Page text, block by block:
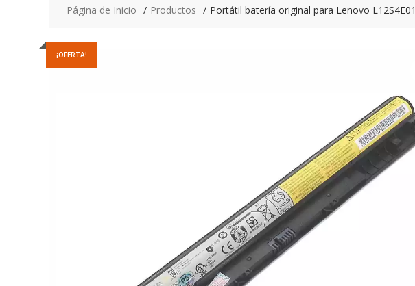
Página de Inicio Productos Portátil batería original para Lenovo L12S4E01
¡OFERTA!